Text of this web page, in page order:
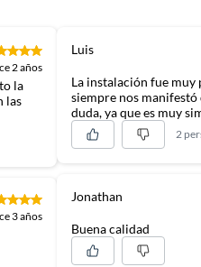
2 años
la
las
3 años
Luis
La instalación fue
siempre nos
duda, ya que es muy
2
Jonathan
Buena calidad